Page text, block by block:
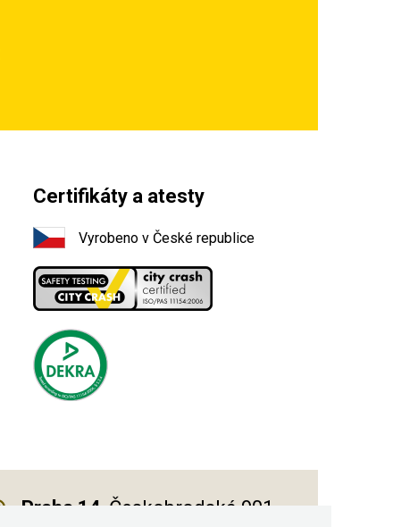
Certifikáty a atesty
Vyrobeno v České republice
Praha 14, Českobrodská 901